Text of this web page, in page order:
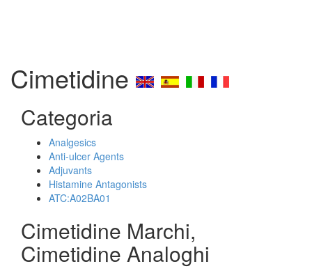
Cimetidine
Categoria
Analgesics
Anti-ulcer Agents
Adjuvants
Histamine Antagonists
ATC:A02BA01
Cimetidine Marchi,
Cimetidine Analoghi